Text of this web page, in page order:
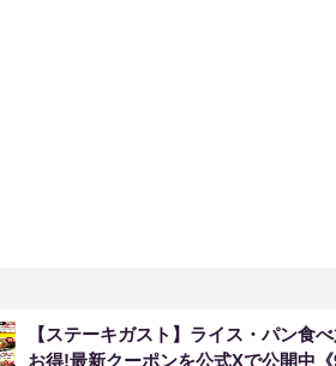
【ステーキガスト】ライス・パン食
お得!最新クーポンを公式Xで公開中《